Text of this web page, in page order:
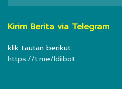
Kirim Berita via Telegram
klik tautan berikut:
https://t.me/ldiibot